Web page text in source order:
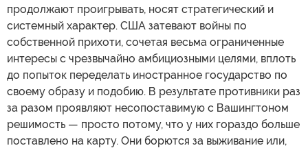
продолжают проигрывать, носят стратегический и
системный характер. США затевают войны по
собственной прихоти, сочетая весьма ограниченные
интересы с чрезвычайно амбициозными целями, вплоть
до попыток переделать иностранное государство по
своему образу и подобию. В результате противники раз
за разом проявляют несопоставимую с Вашингтоном
решимость — просто потому, что у них гораздо больше
поставлено на карту. Они борются за выживание или,